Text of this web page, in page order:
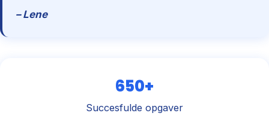
– Lene
650+
Succesfulde opgaver